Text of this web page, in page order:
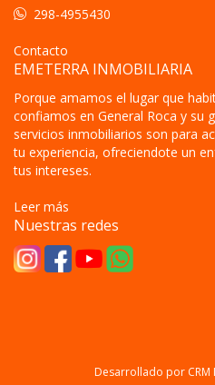
298-4955430
Contacto
EMETERRA INMOBILIARIA
Porque amamos el lugar que
confiamos en General Roca y su
servicios inmobiliarios son para
tu experiencia, ofreciendote un
tus intereses.
Leer más
Nuestras redes
Desarrollado por